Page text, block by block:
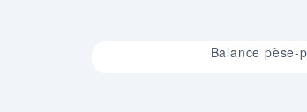
Balance pèse-